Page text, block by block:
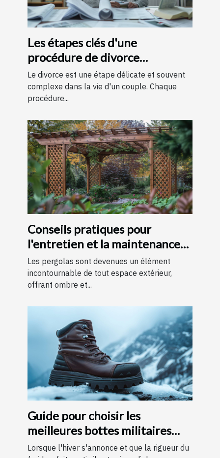
Les étapes clés d'une
procédure de divorce
expliquées simplement
Le divorce est une étape délicate et souvent
complexe dans la vie d'un couple. Chaque
procédure...
Conseils pratiques pour
l'entretien et la maintenance
des pergolas
Les pergolas sont devenues un élément
incontournable de tout espace extérieur,
offrant ombre et...
Guide pour choisir les
meilleures bottes militaires
pour l'hiver
Lorsque l'hiver s'annonce et que la rigueur du